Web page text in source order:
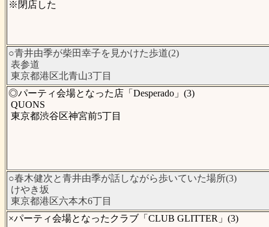
※閉店した
○青井由季が柴田幸子を見かけた歩道(2)
表参道
東京都港区北青山3丁目
◎パーティ会場となった店「Desperado」(3)
QUONS
東京都渋谷区神宮前5丁目
○春木健次と青井由季が話しながら歩いていた場所(3)
けやき坂
東京都港区六本木6丁目
×パーティ会場となったクラブ「CLUB GLITTER」(3)